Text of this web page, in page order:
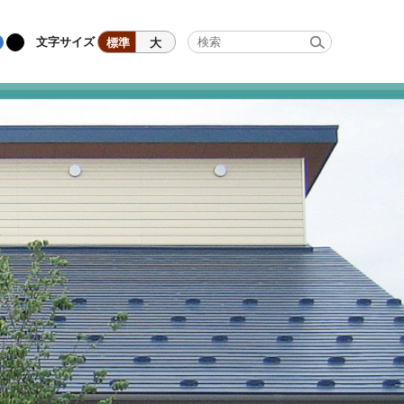
文字サイズ 標準 大